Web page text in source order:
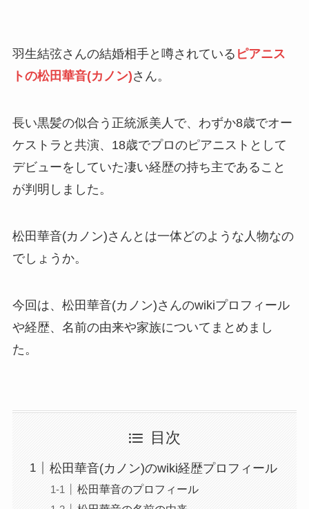
羽生結弦さんの結婚相手と噂されている ピアニス
トの松田華音(カノン)さん。
長い黒髪の似合う正統派美人で、わずか8歳でオー
ケストラと共演、18歳でプロのピアニストとして
デビューをしていた凄い経歴の持ち主であること
が判明しました。
松田華音(カノン)さんとは一体どのような人物なの
でしょうか。
今回は、松田華音(カノン)さんのwikiプロフィール
や経歴、名前の由来や家族についてまとめまし
た。
目次
松田華音(カノン)のwiki経歴プロフィール
松田華音のプロフィール